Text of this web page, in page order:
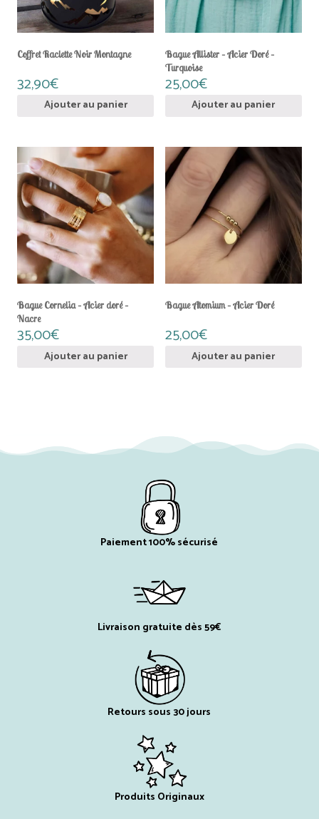
Coffret Raclette Noir Montagne
32,90€
Ajouter au panier
Bague Allister – Acier Doré –
Turquoise
25,00€
Ajouter au panier
Bague Cornelia – Acier doré –
Nacre
35,00€
Ajouter au panier
Bague Atomium – Acier Doré
25,00€
Ajouter au panier
Paiement 100% sécurisé
Livraison gratuite dès 59€
Retours sous 30 jours
Produits Originaux